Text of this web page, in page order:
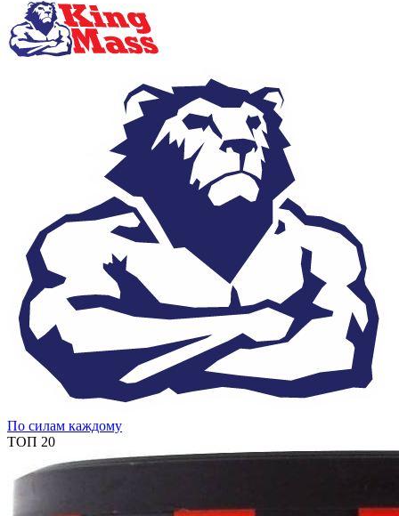
По силам каждому
ТОП 20